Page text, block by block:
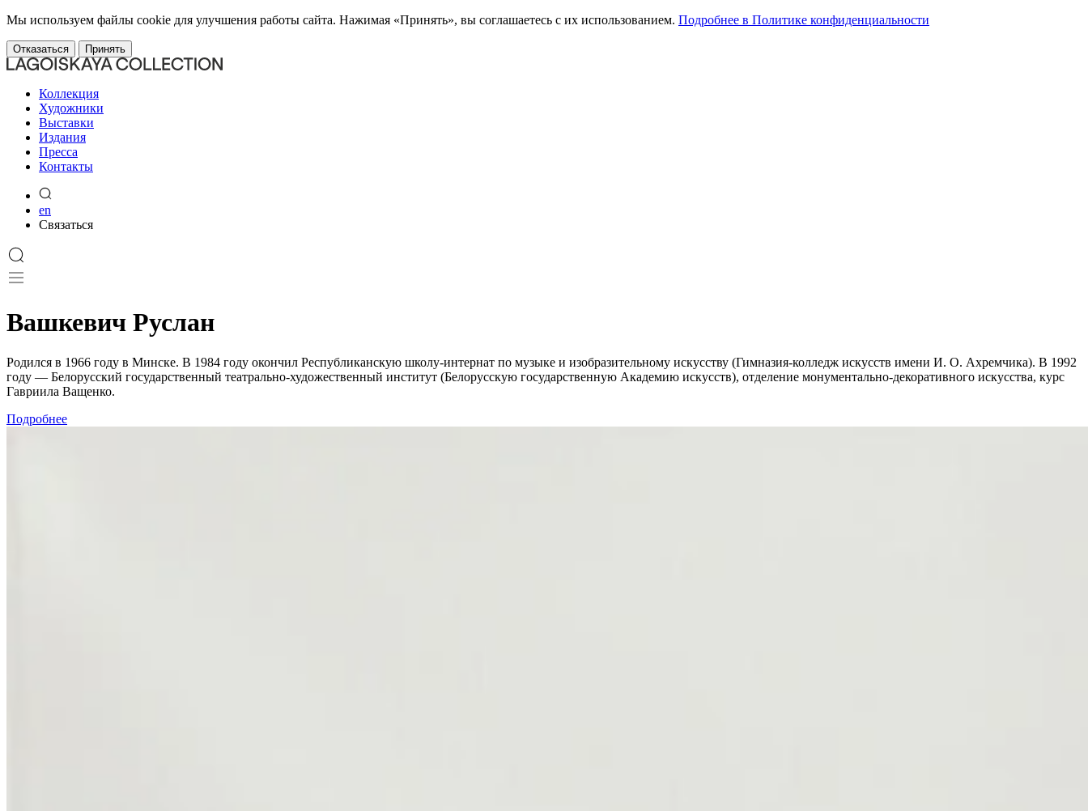
Мы используем файлы cookie для улучшения работы сайта. Нажимая «Принять», вы соглашаетесь с их использованием. Подробнее в Политике конфиденциальности
Отказаться Принять
Коллекция
Художники
Выставки
Издания
Пресса
Контакты
en
Связаться
Вашкевич Руслан
Родился в 1966 году в Минске. В 1984 году окончил Республиканскую школу-интернат по музыке и изобразительному искусству (Гимназия-колледж искусств имени И. О. Ахремчика). В 1992
году — Белорусский государственный театрально-художественный институт (Белорусскую государственную Академию искусств), отделение монументально-декоративного искусства, курс
Гавриила Ващенко.
Подробнее